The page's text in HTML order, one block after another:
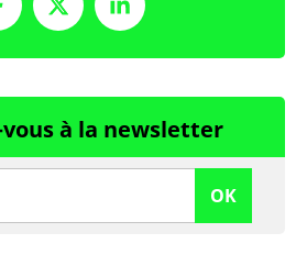
à la newsletter
OK